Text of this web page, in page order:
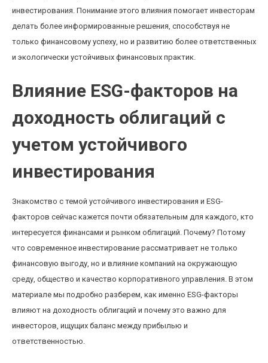
инвестирования. Понимание этого влияния помогает инвесторам
делать более информированные решения, способствуя не
только финансовому успеху, но и развитию более ответственных
и экологически устойчивых финансовых практик.
Влияние ESG-факторов на
доходность облигаций с
учетом устойчивого
инвестирования
Знакомство с темой устойчивого инвестирования и ESG-
факторов сейчас кажется почти обязательным для каждого, кто
интересуется финансами и рынком облигаций. Почему? Потому
что современное инвестирование рассматривает не только
финансовую выгоду, но и влияние компаний на окружающую
среду, общество и качество корпоративного управления. В этом
материале мы подробно разберем, как именно ESG-факторы
влияют на доходность облигаций и почему это важно для
инвесторов, ищущих баланс между прибылью и
ответственностью.